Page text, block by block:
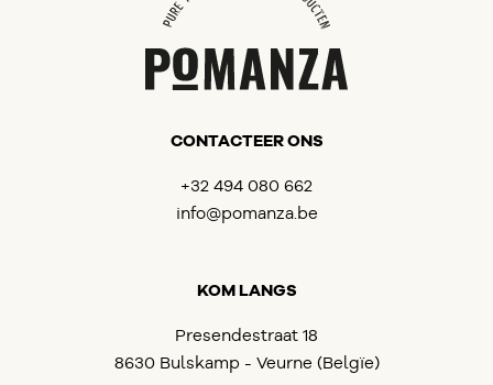
CONTACTEER ONS
+32 494 080 662
info@pomanza.be
KOM LANGS
Presendestraat 18
8630 Bulskamp - Veurne (Belgïe)